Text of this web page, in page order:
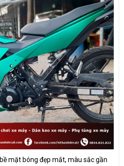
mặt bóng đẹp mắt, màu sắc gần